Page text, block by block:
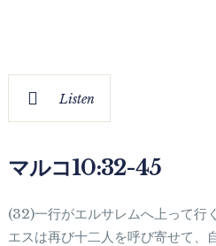
Listen
マルコ10:32-45
(32)一行がエルサレムへ上って行
エスは再び十二人を呼び寄せて、